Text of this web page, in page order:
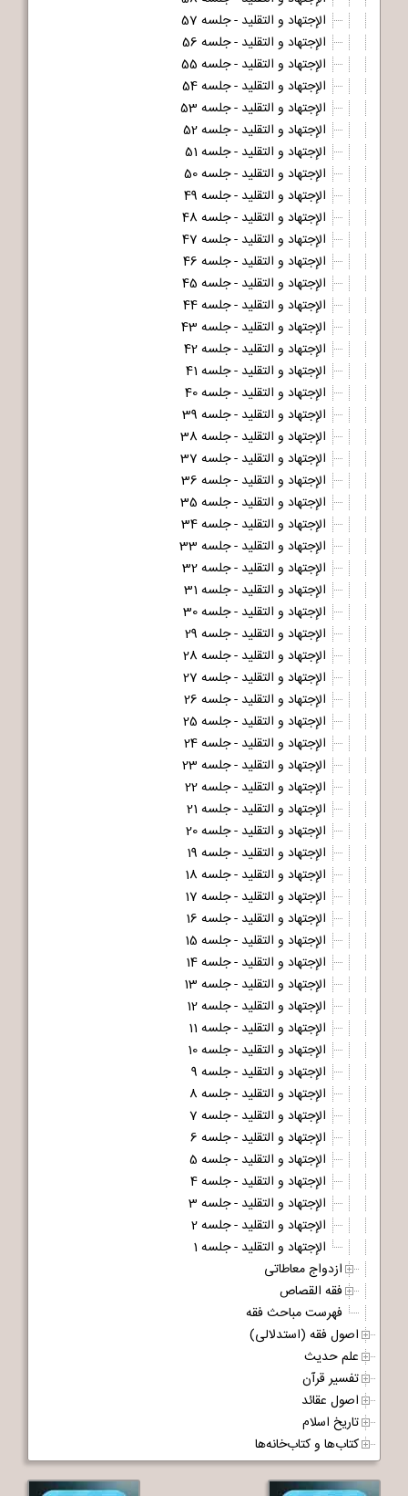
الإجتهاد و التقلید - جلسه 57
الإجتهاد و التقلید - جلسه 56
الإجتهاد و التقلید - جلسه 55
الإجتهاد و التقلید - جلسه 54
الإجتهاد و التقلید - جلسه 53
الإجتهاد و التقلید - جلسه 52
الإجتهاد و التقلید - جلسه 51
الإجتهاد و التقلید - جلسه 50
الإجتهاد و التقلید - جلسه 49
الإجتهاد و التقلید - جلسه 48
الإجتهاد و التقلید - جلسه 47
الإجتهاد و التقلید - جلسه 46
الإجتهاد و التقلید - جلسه 45
الإجتهاد و التقلید - جلسه 44
الإجتهاد و التقلید - جلسه 43
الإجتهاد و التقلید - جلسه 42
الإجتهاد و التقلید - جلسه 41
الإجتهاد و التقلید - جلسه 40
الإجتهاد و التقلید - جلسه 39
الإجتهاد و التقلید - جلسه 38
الإجتهاد و التقلید - جلسه 37
الإجتهاد و التقلید - جلسه 36
الإجتهاد و التقلید - جلسه 35
الإجتهاد و التقلید - جلسه 34
الإجتهاد و التقلید - جلسه 33
الإجتهاد و التقلید - جلسه 32
الإجتهاد و التقلید - جلسه 31
الإجتهاد و التقلید - جلسه 30
الإجتهاد و التقلید - جلسه 29
الإجتهاد و التقلید - جلسه 28
الإجتهاد و التقلید - جلسه 27
الإجتهاد و التقلید - جلسه 26
الإجتهاد و التقلید - جلسه 25
الإجتهاد و التقلید - جلسه 24
الإجتهاد و التقلید - جلسه 23
الإجتهاد و التقلید - جلسه 22
الإجتهاد و التقلید - جلسه 21
الإجتهاد و التقلید - جلسه 20
الإجتهاد و التقلید - جلسه 19
الإجتهاد و التقلید - جلسه 18
الإجتهاد و التقلید - جلسه 17
الإجتهاد و التقلید - جلسه 16
الإجتهاد و التقلید - جلسه 15
الإجتهاد و التقلید - جلسه 14
الإجتهاد و التقلید - جلسه 13
الإجتهاد و التقلید - جلسه 12
الإجتهاد و التقلید - جلسه 11
الإجتهاد و التقلید - جلسه 10
الإجتهاد و التقلید - جلسه 9
الإجتهاد و التقلید - جلسه 8
الإجتهاد و التقلید - جلسه 7
الإجتهاد و التقلید - جلسه 6
الإجتهاد و التقلید - جلسه 5
الإجتهاد و التقلید - جلسه 4
الإجتهاد و التقلید - جلسه 3
الإجتهاد و التقلید - جلسه 2
الإجتهاد و التقلید - جلسه 1
ازدواج معاطاتی
فقه القصاص
فهرست مباحث فقه
اصول فقه (استدلالی)
علم حدیث
تفسیر قرآن
اصول عقائد
تاریخ اسلام
کتاب‌ها و کتاب‌خانه‌ها